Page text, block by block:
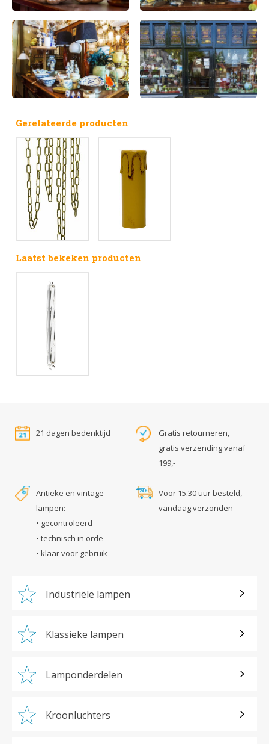
Gerelateerde producten
Laatst bekeken producten
21 dagen bedenktijd
Gratis retourneren,
gratis verzending vanaf
199,-
Antieke en vintage
lampen:
• gecontroleerd
• technisch in orde
• klaar voor gebruik
Voor 15.30 uur besteld,
vandaag verzonden
Industriële lampen
Klassieke lampen
Lamponderdelen
Kroonluchters